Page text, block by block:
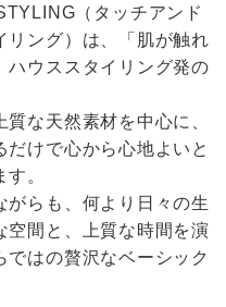
（タッチアンド
ング）は、「肌が触れ
ハウススタイリング発の
な天然素材を中心に、
けで心から心地よいと
。
がらも、何より日々の生
空間と、上質な時間を演
はの贅沢なベーシック